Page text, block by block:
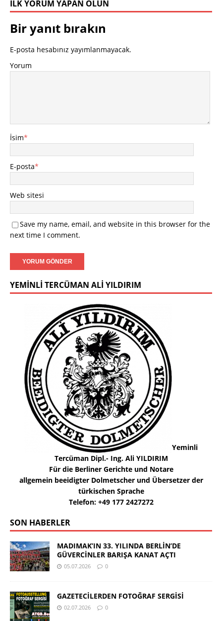
İLK YORUM YAPAN OLUN
Bir yanıt bırakın
E-posta hesabınız yayımlanmayacak.
Yorum
İsim*
E-posta*
Web sitesi
Save my name, email, and website in this browser for the
next time I comment.
YEMINLI TERCÜMAN ALI YILDIRIM
Yeminli
Tercüman Dipl.- Ing. Ali YILDIRIM
Für die Berliner Gerichte und Notare
allgemein beeidigter Dolmetscher und Übersetzer der
türkischen Sprache
Telefon: +49 177 2427272
SON HABERLER
MADIMAK’IN 33. YILINDA BERLİN’DE
GÜVERCİNLER BARIŞA KANAT AÇTI
05.07.2026 0
GAZETECİLERDEN FOTOĞRAF SERGİSİ
02.07.2026 0